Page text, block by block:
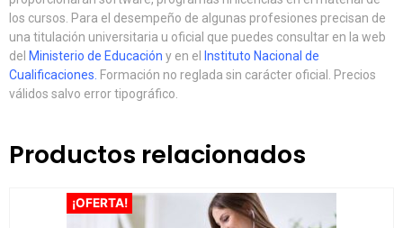
los cursos. Para el desempeño de algunas profesiones precisan de
una titulación universitaria u oficial que puedes consultar en la web
del Ministerio de Educación y en el
Instituto Nacional de
Cualificaciones Formación no reglada sin carácter oficial. Precios
válidos salvo error tipográfico.
Productos relacionados
¡OFERTA!